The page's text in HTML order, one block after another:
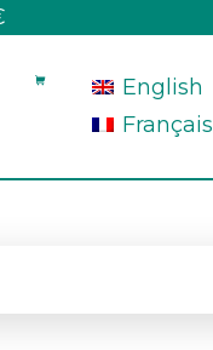
English
Français